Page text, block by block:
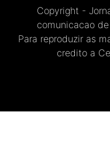
Copyright -
comunicacao
Para reproduzir as
credito a